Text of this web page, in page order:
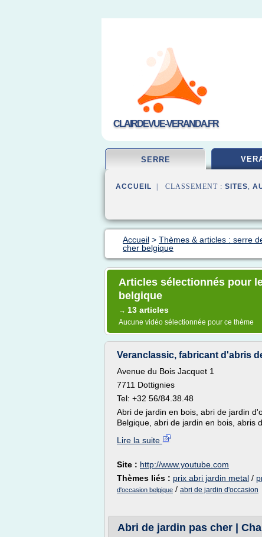
CLAIRDEVUE-VERANDA.FR
SERRE
ACCUEIL | CLASSEMENT : SITES,
Accueil > Thèmes & articles : serre
cher belgique
Articles sélectionnés pour
belgique
→ 13 articles
Aucune vidéo sélectionnée pour ce thème
Veranclassic, fabricant d'abris
Avenue du Bois Jacquet 1
7711 Dottignies
Tel: +32 56/84.38.48
Abri de jardin en bois, abri de jardin
Belgique, abri de jardin en bois, abris
Lire la suite
Site : http://www.youtube.com
Thèmes liés : prix abri jardin metal /
d'occasion belgique / abri de jardin d'occasion
Abri de jardin pas cher |